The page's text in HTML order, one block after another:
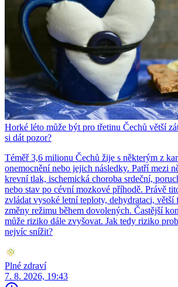
Horké léto může být pro třetinu Čechů větší
si dát pozor?
Téměř 3,6 milionu Čechů žije s některým z
onemocnění nebo jejich následky. Patří mezi
krevní tlak, ischemická choroba srdeční,
nebo stav po cévní mozkové příhodě. Právě
zvládat vysoké letní teploty, dehydrataci, větší
změny režimu během dovolených. Častější
může riziko dále zvyšovat. Jak tedy riziko
nejvíc snížit?
Plné zdraví
7. 8. 2026, 19:43